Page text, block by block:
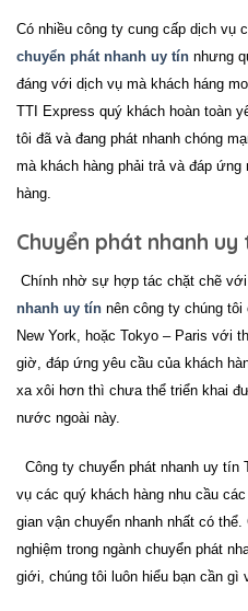
Có nhiều công ty cung cấp dịch vụ
chuyển phát nhanh uy tín nhưng
đáng với dịch vụ mà khách háng
TTI Express quý khách hoàn toàn
tôi đã và đang phát nhanh chóng
mà khách hàng phải trả và đáp
hàng.
Chuyển phát nhanh uy
Chính nhờ sự hợp tác chặt chẽ
nhanh uy tín nên công ty chúng
New York, hoặc Tokyo – Paris với
giờ, đáp ứng yêu cầu của khách
xa xôi hơn thì chưa thể triển khai
nước ngoài này.
Công ty chuyển phát nhanh uy tín
vụ các quý khách hàng nhu cầu
gian vận chuyển nhanh nhất có
nghiệm trong ngành chuyển phát
giới, chúng tôi luôn hiểu bạn cần gì